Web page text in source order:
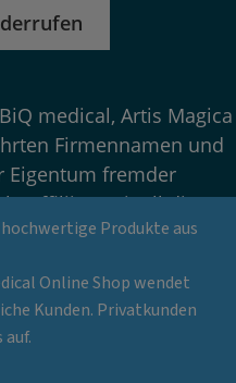
Produkte aus
Online Shop wendet
Kunden. Privatkunden
medical, Artis Magica
Firmennamen und
Eigentum fremder
affiliiert mit all diesen
können vom
bezüglich Inhalt
Kopieren und
von teilweisen
nach schriftlicher